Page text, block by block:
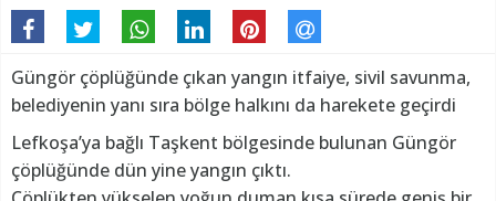
Güngör çöplüğünde çıkan yangın itfaiye, sivil savunma,
belediyenin yanı sıra bölge halkını da harekete geçirdi
Lefkoşa’ya bağlı Taşkent bölgesinde bulunan Güngör
çöplüğünde dün yine yangın çıktı.